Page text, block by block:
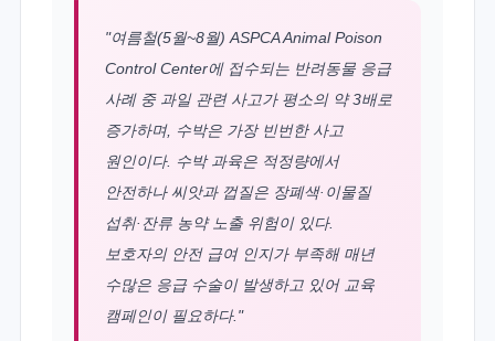
"여름철(5월~8월) ASPCA Animal Poison
Control Center에 접수되는 반려동물 응급
사례 중 과일 관련 사고가 평소의 약 3배로
증가하며, 수박은 가장 빈번한 사고
원인이다. 수박 과육은 적정량에서
안전하나 씨앗과 껍질은 장폐색·이물질
섭취·잔류 농약 노출 위험이 있다.
보호자의 안전 급여 인지가 부족해 매년
수많은 응급 수술이 발생하고 있어 교육
캠페인이 필요하다."